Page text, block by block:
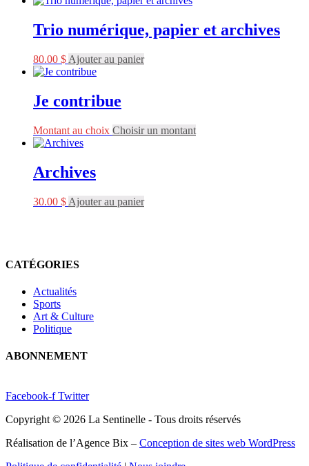
Trio numérique, papier et archives
80.00 $ Ajouter au panier
Je contribue
Montant au choix Choisir un montant
Archives
30.00 $ Ajouter au panier
CATÉGORIES
Actualités
Sports
Art & Culture
Politique
ABONNEMENT
Facebook-f Twitter
Copyright © 2026 La Sentinelle - Tous droits réservés
Réalisation de l’Agence Bix – Conception de sites web WordPress